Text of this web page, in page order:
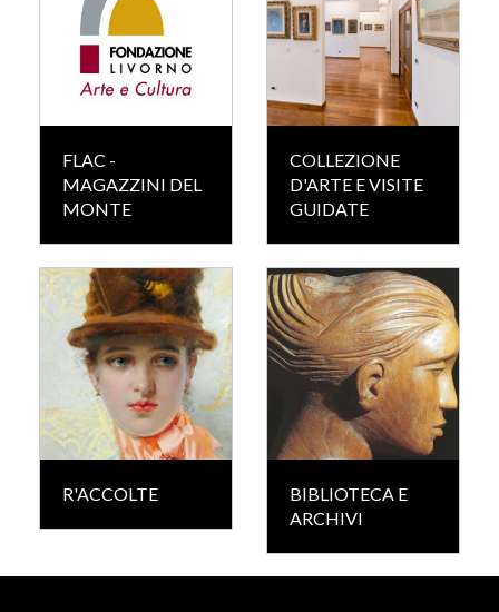
FLAC -
MAGAZZINI DEL
MONTE
COLLEZIONE
D'ARTE E VISITE
GUIDATE
R'ACCOLTE
BIBLIOTECA E
ARCHIVI